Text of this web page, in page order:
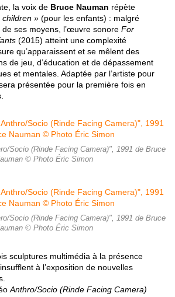
la voix de Bruce Nauman répète
children » (pour les enfants) : malgré
de ses moyens, l’œuvre sonore For
(2015) atteint une complexité
qu’apparaissent et se mêlent des
de jeu, d’éducation et de dépassement
et mentales. Adaptée par l’artiste pour
présentée pour la première fois en
Socio (Rinde Facing Camera)", 1991 de Bruce
© Photo Éric Simon
Socio (Rinde Facing Camera)", 1991 de Bruce
© Photo Éric Simon
sculptures multimédia à la présence
à l’exposition de nouvelles
Anthro/Socio (Rinde Facing Camera)